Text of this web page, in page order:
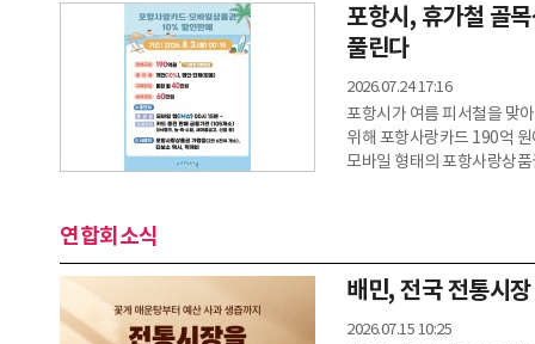
지원사업설명회’를 성황리
자국우선주의, 중동발 지정
실질적인 경영 안정을 돕
포항시, 휴가철 골
풀린다
2026.07.24 17:16
포항시가 여름 피서철을 맞
위해 포항사랑카드 190억
모바일 형태의 포항사랑상
연합회소식
배민, 전국 전통시
2026.07.15 10:25